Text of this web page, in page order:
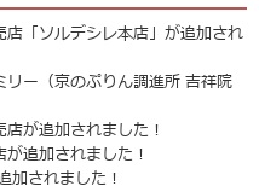
店「ソルデシレ本店」が追加され
ー（京のぷりん調進所 吉祥院
が追加されました！
追加されました！
加されました！